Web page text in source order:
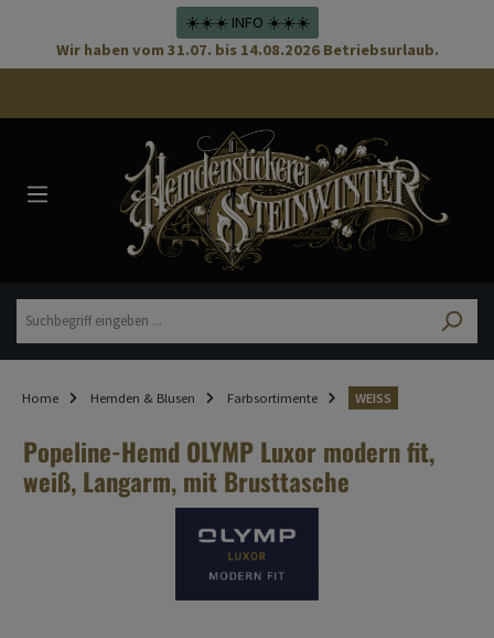
☀️☀️☀️ INFO ☀️☀️☀️
Wir haben vom 31.07. bis 14.08.2026 Betriebsurlaub.
Home Hemden & Blusen Farbsortimente WEISS
Popeline-Hemd OLYMP Luxor modern fit,
weiß, Langarm, mit Brusttasche